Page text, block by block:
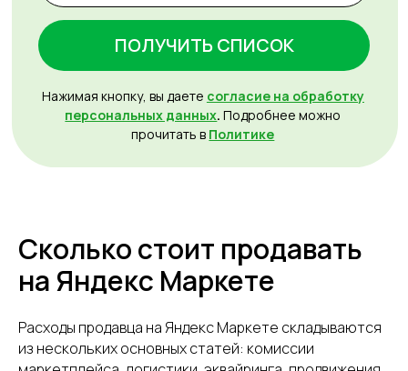
Сколько стоит продавать
на Яндекс Маркете
Расходы продавца на Яндекс Маркете складываются
из нескольких основных статей: комиссии